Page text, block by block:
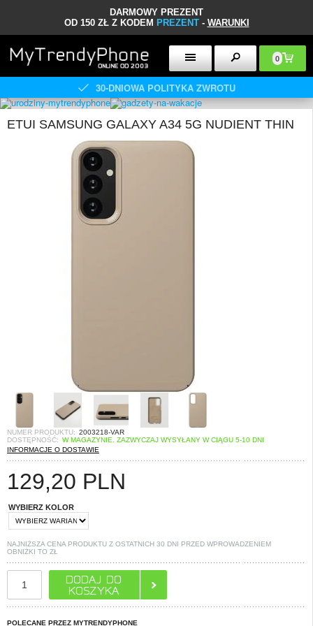
DARMOWY PREZENT
OD 150 ZŁ Z KODEM PREZENT- WARUNKI
0
30-DNIOWA POLITYKA ZWROTU
ETUI SAMSUNG GALAXY A34 5G NUDIENT THIN
NUMER PRODUKTU: 2003218-VAR
DOSTĘPNOŚĆ: W MAGAZYNIE. ZAZWYCZAJ WYSYŁANY W CIĄGU 5-10 DNI
INFORMACJE O DOSTAWIE
129,20 PLN
WYBIERZ KOLOR
NAJNIŻSZA CENA PRODUKTU Z OSTATNICH 30 DNI PRZED WPROWADZENIEM
OBNIŻKI TO ZŁ
POLECANE PRZEZ MYTRENDYPHONE